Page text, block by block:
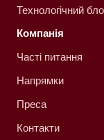
Технологічний
Компанія
Часті питання
Напрямки
Преса
Контакти